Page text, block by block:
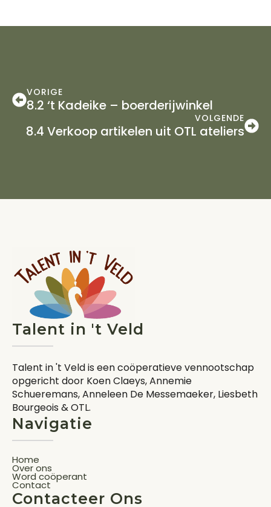
VORIGE
8.2 ‘t Kadeike – boerderijwinkel
VOLGENDE
8.4 Verkoop artikelen uit OTL ateliers
Talent in 't Veld
Talent in 't Veld is een coöperatieve vennootschap
opgericht door Koen Claeys, Annemie
Schueremans, Anneleen De Messemaeker, Liesbeth
Bourgeois & OTL.
Navigatie
Home
Over ons
Word coöperant
Contact
Contacteer Ons